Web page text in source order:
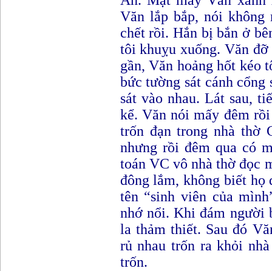
Văn lắp bắp, nói không
chết rồi. Hắn bị bắn ở
tôi khuỵu xuống. Văn
gần, Văn hoảng hốt kéo
bức tường sát cánh
sát vào nhau. Lát sau,
kể. Văn nói mấy đêm
trốn đạn trong nhà thờ
nhưng rồi đêm qua có
toán VC vô nhà thờ đọc
đông lắm, không biết
tên “sinh viên của
nhớ nổi. Khi đám người
la thảm thiết. Sau đó
rủ nhau trốn ra khỏi
trốn.